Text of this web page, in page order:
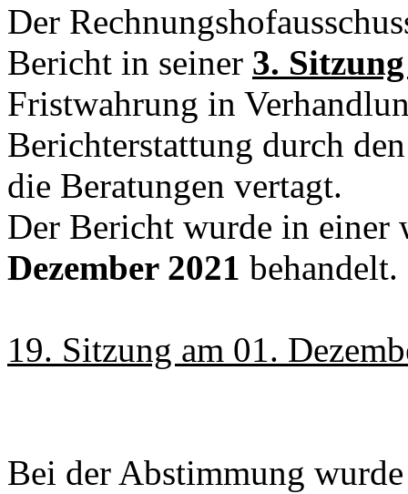
Der
Bericht in seiner 3.
Fristwahrung in
Berichterstattung durch
die Beratungen vertagt.
Der Bericht wurde in einer
Dezember 2021 behandelt.
19. Sitzung am 01.
Bei der Abstimmung